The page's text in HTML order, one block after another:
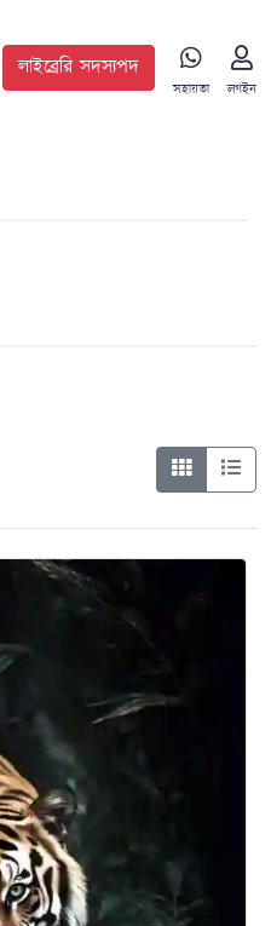
লাইব্রেরি সদস্যপদ
সহায়তা লগইন